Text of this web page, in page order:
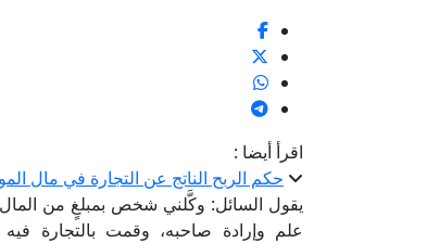
اقرأ أيضا :
حكم الربح الناتج عن التجارة في مال
يقول السائل: وكَّلني شخص بمبلغٍ من
علم وإرادة صاحبه، وقمت بالتجارة